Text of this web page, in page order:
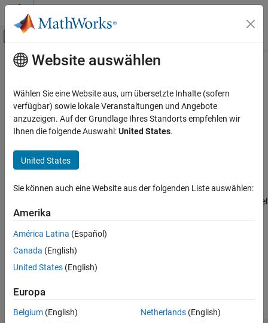
Weiter zum Inhalt
Umschaltung für Off-Canvas-
Startseite der Dokumentation
Manage Design Data
ON THIS PAGE
Syntax
Description
Input Arguments
Output Arguments
Version History
See Also
Hauptinhalt
whos
Return list of variables in the model workspace of a model
collapse all in page
varList = whos(mdlWks)
returns a list of the variables in the model
workspace represented by the
example
collapse all
Website auswählen
Wählen Sie eine Website aus, um übersetzte Inhalte (sofern
verfügbar) sowie lokale Veranstaltungen und Angebote
anzuzeigen. Auf der Grundlage Ihres Standorts empfehlen wir
Ihnen die folgende Auswahl:United States.
United States
Sie können auch eine Website aus der folgenden Liste auswählen:
Amerika
América Latina (Español)
Canada (English)
United States (English)
Europa
Belgium (English)
Netherlands(English)